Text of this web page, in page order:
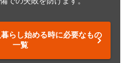
らし始める時に必要なもの
一覧